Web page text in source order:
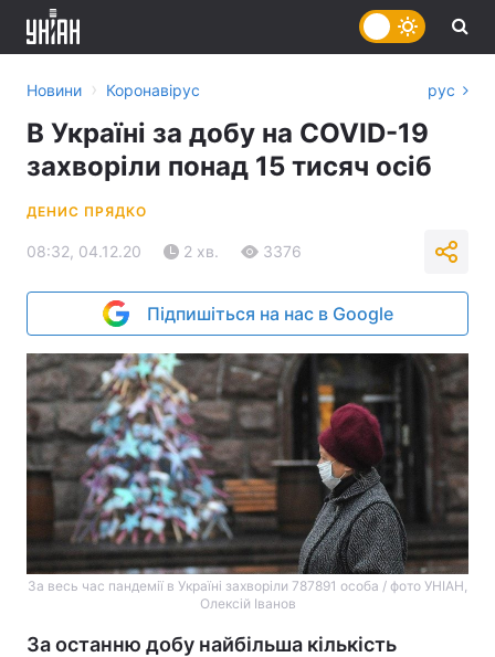
Новини › Коронавірус рус
В Україні за добу на COVID-19
захворіли понад 15 тисяч осіб
ДЕНИС ПРЯДКО
08:32, 04.12.20 2 хв. 3376
Підпишіться на нас в Google
За весь час пандемії в Україні захворіли 787891 особа / фото УНІАН,
Олексій Іванов
За останню добу найбільша кількість